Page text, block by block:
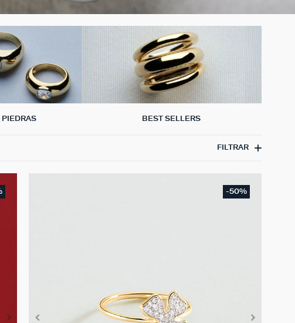
BEST SELLERS
FILTRAR
-50%